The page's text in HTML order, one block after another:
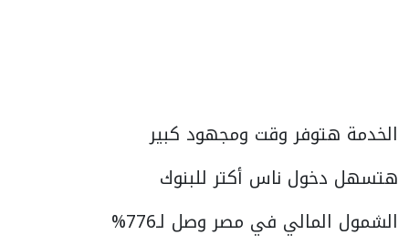
الخدمة هتوفر وقت ومجهود كبير
هتسهل دخول ناس أكتر للبنوك
الشمول المالي في مصر وصل لـ776%